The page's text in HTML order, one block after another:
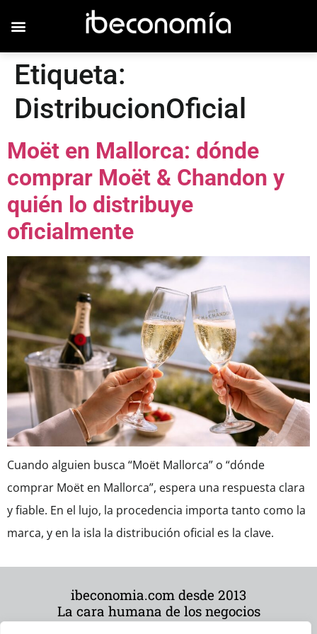
Etiqueta:
DistribucionOficial
Moët en Mallorca: dónde
comprar Moët & Chandon y
quién lo distribuye
oficialmente
Cuando alguien busca “Moët Mallorca” o “dónde
comprar Moët en Mallorca”, espera una respuesta clara
y fiable. En el lujo, la procedencia importa tanto como la
marca, y en la isla la distribución oficial es la clave.
ibeconomia.com desde 2013
La cara humana de los negocios